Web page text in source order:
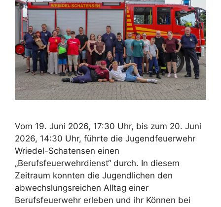
Vom 19. Juni 2026, 17:30 Uhr, bis zum 20. Juni
2026, 14:30 Uhr, führte die Jugendfeuerwehr
Wriedel-Schatensen einen
„Berufsfeuerwehrdienst“ durch. In diesem
Zeitraum konnten die Jugendlichen den
abwechslungsreichen Alltag einer
Berufsfeuerwehr erleben und ihr Können bei